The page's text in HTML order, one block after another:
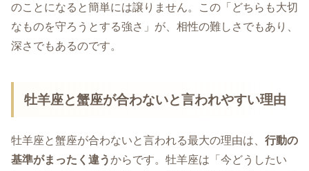
のことになると簡単には譲りません。この「どちらも大切
なものを守ろうとする強さ」が、相性の難しさでもあり、
深さでもあるのです。
牡羊座と蟹座が合わないと言われやすい理由
牡羊座と蟹座が合わないと言われる最大の理由は、 行動の
基準がまったく違うからです。牡羊座は「今どうしたい